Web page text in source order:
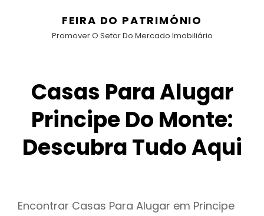
FEIRA DO PATRIMÓNIO
Promover O Setor Do Mercado Imobiliário
Casas Para Alugar
Principe Do Monte:
Descubra Tudo Aqui
Encontrar Casas Para Alugar em Principe